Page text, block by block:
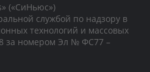
(«СиНьюс»)
службой по надзору в
технологий и массовых
за номером Эл № ФС77 –